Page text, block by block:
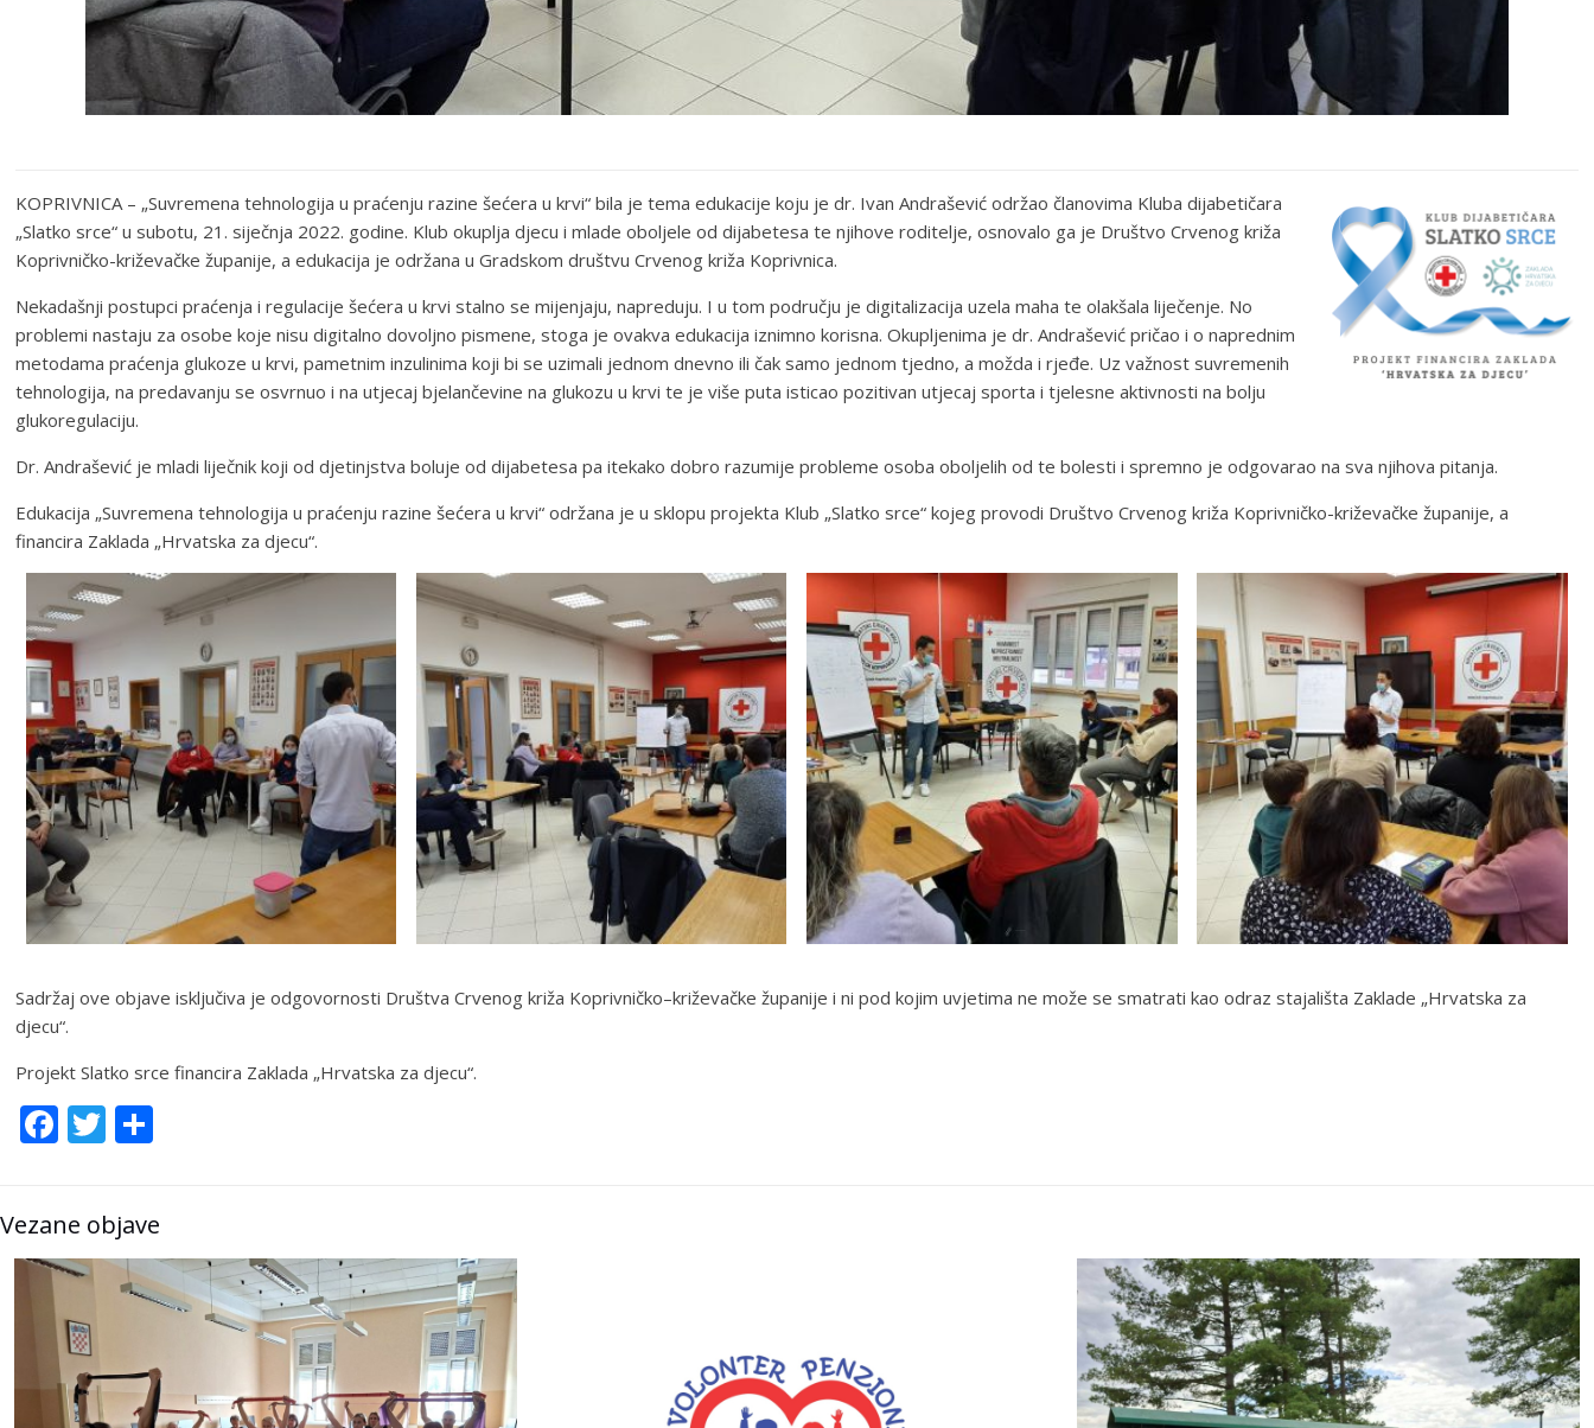
KOPRIVNICA – „Suvremena tehnologija u praćenju razine šećera u krvi“ bila je tema edukacije koju je dr. Ivan Andrašević održao članovima Kluba dijabetičara
„Slatko srce“ u subotu, 21. siječnja 2022. godine. Klub okuplja djecu i mlade oboljele od dijabetesa te njihove roditelje, osnovalo ga je Društvo Crvenog križa
Koprivničko-križevačke županije, a edukacija je održana u Gradskom društvu Crvenog križa Koprivnica.
Nekadašnji postupci praćenja i regulacije šećera u krvi stalno se mijenjaju, napreduju. I u tom području je digitalizacija uzela maha te olakšala liječenje. No
problemi nastaju za osobe koje nisu digitalno dovoljno pismene, stoga je ovakva edukacija iznimno korisna. Okupljenima je dr. Andrašević pričao i o naprednim
metodama praćenja glukoze u krvi, pametnim inzulinima koji bi se uzimali jednom dnevno ili čak samo jednom tjedno, a možda i rjeđe. Uz važnost suvremenih
tehnologija, na predavanju se osvrnuo i na utjecaj bjelančevine na glukozu u krvi te je više puta isticao pozitivan utjecaj sporta i tjelesne aktivnosti na bolju
glukoregulaciju.
Dr. Andrašević je mladi liječnik koji od djetinjstva boluje od dijabetesa pa itekako dobro razumije probleme osoba oboljelih od te bolesti i spremno je odgovarao na sva njihova pitanja.
Edukacija „Suvremena tehnologija u praćenju razine šećera u krvi“ održana je u sklopu projekta Klub „Slatko srce“ kojeg provodi Društvo Crvenog križa Koprivničko-križevačke županije, a
financira Zaklada „Hrvatska za djecu“.
Sadržaj ove objave isključiva je odgovornosti Društva Crvenog križa Koprivničko–križevačke županije i ni pod kojim uvjetima ne može se smatrati kao odraz stajališta Zaklade „Hrvatska za
djecu“.
Projekt Slatko srce financira Zaklada „Hrvatska za djecu“.
Facebook
Twitter
Vezane objave